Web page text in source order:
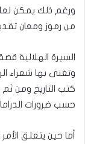
ورغم ذلك يمكن
من رموز ومعان
السيرة الهلالية
وتغنى بها شعراء
كتب التاريخ ومن ثم
حسب ضرورات
أما حين يتعلق